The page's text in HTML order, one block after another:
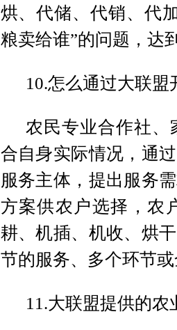
烘、代储、代销、代
粮卖给谁”的问题，达
10.怎么通过大联盟
农民专业合作社、
合自身实际情况，通
服务主体，提出服务
方案供农户选择，农
耕、机插、机收、烘
节的服务、多个环节
11.大联盟提供的